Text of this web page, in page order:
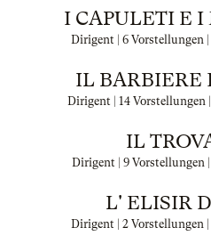
I CAPULETI E
Dirigent | 6 Vorstellungen |
IL BARBIERE
Dirigent | 14 Vorstellungen |
IL
Dirigent | 9 Vorstellungen |
L' ELISIR
Dirigent | 2 Vorstellungen |